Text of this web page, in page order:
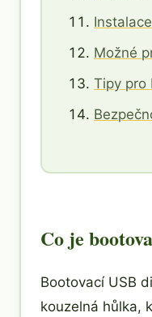
Možné
Tipy pro
Co je
Bootovací USB
kouzelná hůlka,